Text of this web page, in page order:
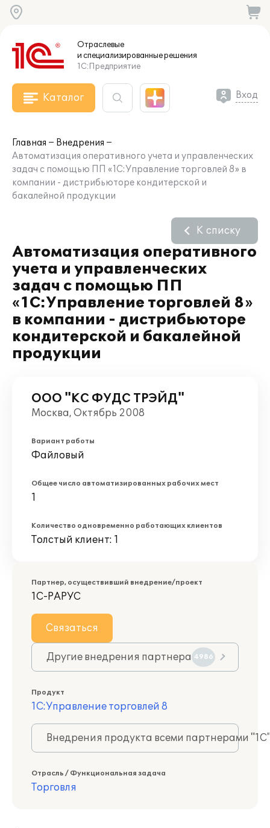
Отраслевые
и специализированныерешения
1С:Предприятие
Каталог Вход
Главная
Внедрения
Автоматизация оперативного учета и управленческих
задач с помощью ПП «1С:Управление торговлей 8» в
компании - дистрибьюторе кондитерской и
бакалейной продукции
Автоматизация оперативного
учета и управленческих
задач с помощью ПП
«1С:Управление торговлей 8»
в компании - дистрибьюторе
кондитерской и бакалейной
продукции
К списку
ООО "КС ФУДС ТРЭЙД"
Москва, Октябрь 2008
Вариант работы
Файловый
Общее число автоматизированных рабочих мест
1
Количество одновременно работающих клиентов
Толстый клиент: 1
Партнер, осуществивший внедрение/проект
1С-РАРУС
Связаться
Другие внедрения партнера 4986
Продукт
1С:Управление торговлей 8
Внедрения продукта всеми партнерами
Отрасль / Функциональная задача
Торговля